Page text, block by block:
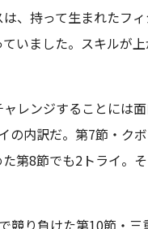
、持って生まれたフ
いました。スキルが
レンジすることには
の内訳だ。第7節・ク
第8節でも2トライ。
競り負けた第10節・